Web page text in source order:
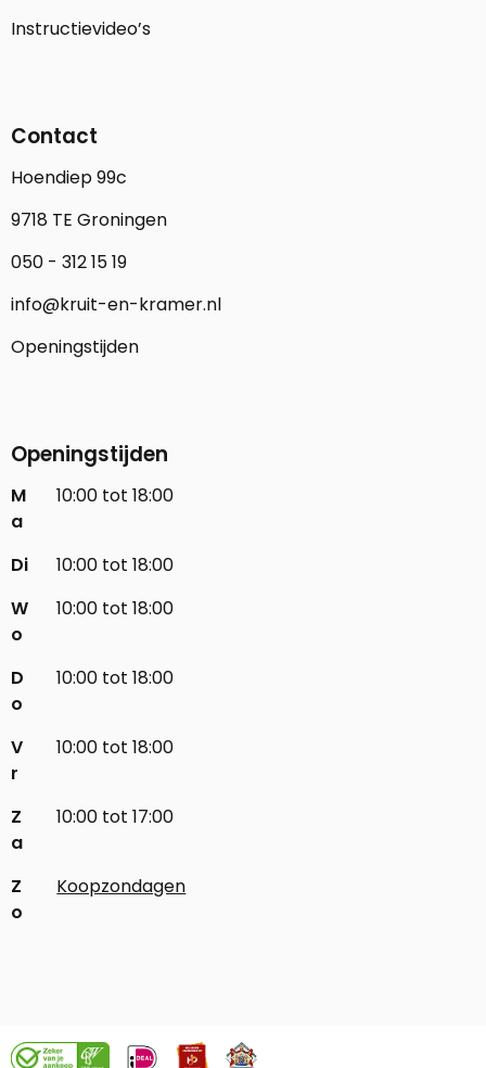
Instructievideo’s
Contact
Hoendiep 99c
9718 TE Groningen
050 - 312 15 19
info@kruit-en-kramer.nl
Openingstijden
Openingstijden
M
a
10:00 tot 18:00
Di
10:00 tot 18:00
W
o
10:00 tot 18:00
D
o
10:00 tot 18:00
V
r
10:00 tot 18:00
Z
a
10:00 tot 17:00
Z
o
Koopzondagen